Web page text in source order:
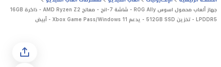
جهاز ألعاب محمول اسوس ROG Ally - شاشة 7-انج - معالج AMD Ryzen Z2 - ذاكرة 16GB
LPDDR5 - تخزين 512GB SSD - يدعم Xbox Game Pass/Windows 11 - أبيض